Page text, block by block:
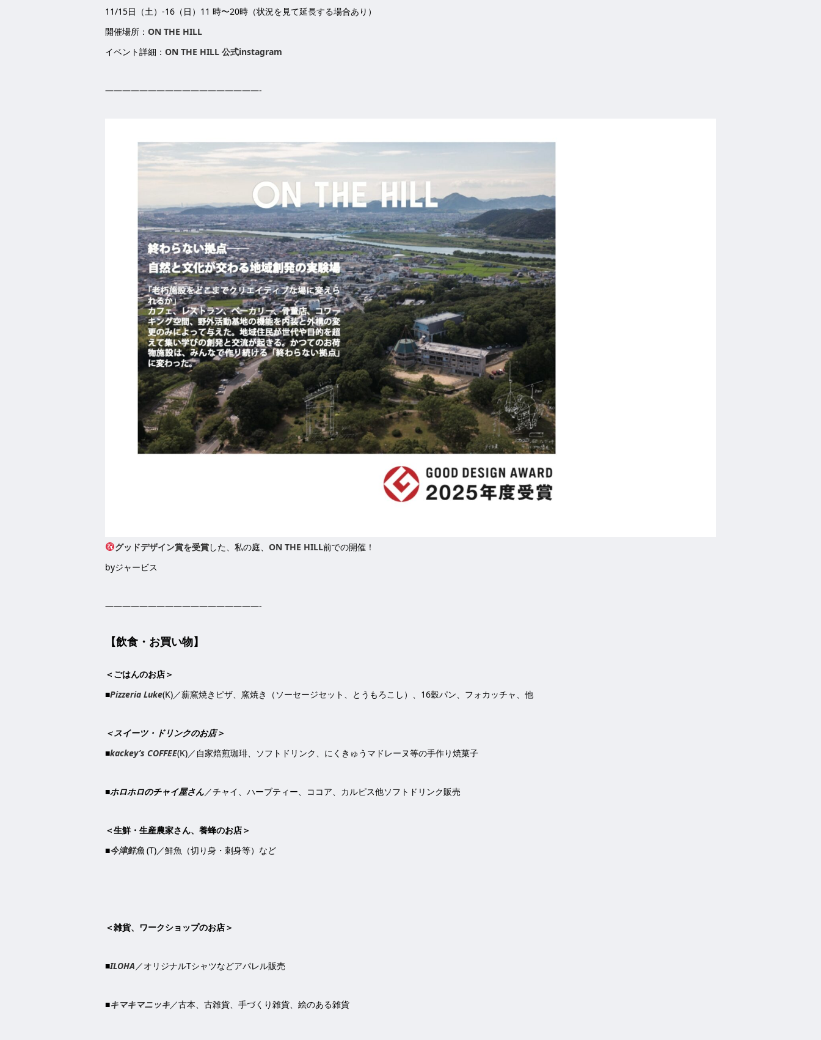
11/15日（土）-16（日）11 時〜20時（状況を見て延長する場合あり）
開催場所： ON THE HILL
イベント詳細： ON THE HILL 公式instagram
——————————————————-
グッドデザイン賞を受賞した、私の庭、 ON THE HILL前での開催！
byジャービス
——————————————————-
【飲食・お買い物】
＜ごはんのお店＞
■Pizzeria Luke(K)／薪窯焼きピザ、窯焼き（ソーセージセット、とうもろこし）、 16穀パン、フォカッチャ、他
＜スイーツ・ドリンクのお店＞
■kackey’s COFFEE(K)／自家焙煎珈琲、ソフトドリンク、にくきゅうマドレーヌ等の手作り焼菓子
■ホロホロのチャイ屋さん／チャイ、ハーブティー、ココア、カルピス他ソフトドリンク販売
＜生鮮・生産農家さん、養蜂のお店＞
■今津鮮魚 (T)／鮮魚（切り身・刺身等）など
＜雑貨、ワークショップのお店＞
■ILOHA ／オリジナルTシャツなどアパレル販売
■キマキマニッキ／古本、古雑貨、手づくり雑貨、絵のある雑貨